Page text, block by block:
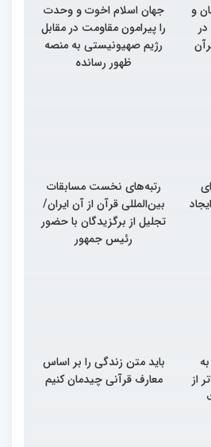
و
جهان اسلام اخوت و وحدت
را پیرامون مقاومت در مقابل
رژیم صهیونیستی به منصه
ظهور رسانده
ایجاد
رتبه‌های نخست مسابقات
بین‌المللی قرآن از آن ایران/
تجلیل از برگزیدگان با حضور
رئیس جمهور
از
باید متن زندگی را بر اساس
معارف قرآنی چیدمان کنیم